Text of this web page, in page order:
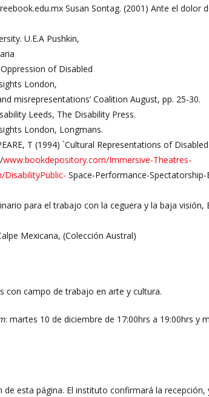
Susan Sontag. (2001) Ante el dolor
U.E.A Pushkin,
of Disabled
London,
misrepresentations’ Coalition August, pp. 25-30.
Leeds, The Disability Press.
London, Longmans.
T (1994) `Cultural Representations of
www.bookdepository.com/Immersive-Theatres-
Space-Performance-Spectatorship-
para el trabajo con la ceguera y la baja visión,
Mexicana, (Colección Austral)
con campo de trabajo en arte y cultura.
: martes 10 de diciembrede 17:00hrs a 19:00hrs y
esta página. El instituto confirmará la